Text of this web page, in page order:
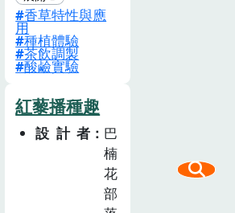
群、規劃飲食教
案。本學年度
以「香草植物」
為軸心設計課程
融入生活、健康
與體育和自然與
生活科技等領
域。 「我會喝
有機香草飲」課
程引導學童種植
香草特性與應
用
種植體驗
茶飲調製
酸鹼實驗
紅藜播種趣
設計者
巴
楠
花
部